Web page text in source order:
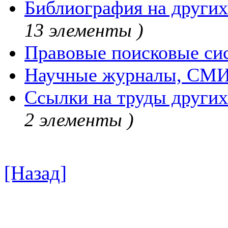
Библиография на
13 элементы )
Правовые поисковые
Научные журналы,
Ссылки на труды
2 элементы )
[Назад]